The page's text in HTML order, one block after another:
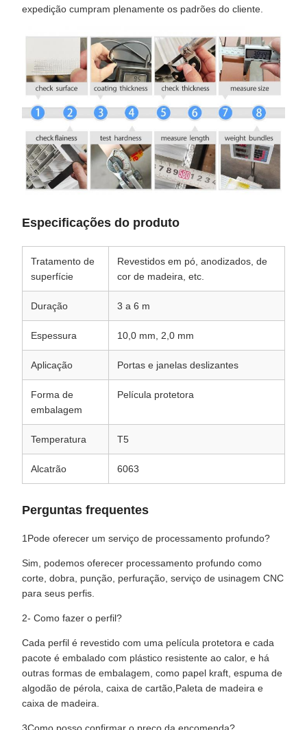
expedição cumpram plenamente os padrões do cliente.
Especificações do produto
Tratamento de
superfície
Revestidos em pó, anodizados, de
cor de madeira, etc.
Duração 3 a 6 m
Espessura 10,0 mm, 2,0 mm
Aplicação Portas e janelas deslizantes
Forma de
embalagem
Película protetora
Temperatura T5
Alcatrão 6063
Perguntas frequentes
1Pode oferecer um serviço de processamento profundo?
Sim, podemos oferecer processamento profundo como
corte, dobra, punção, perfuração, serviço de usinagem CNC
para seus perfis.
2- Como fazer o perfil?
Cada perfil é revestido com uma película protetora e cada
pacote é embalado com plástico resistente ao calor, e há
outras formas de embalagem, como papel kraft, espuma de
algodão de pérola, caixa de cartão,Paleta de madeira e
caixa de madeira.
3Como posso confirmar o preço da encomenda?